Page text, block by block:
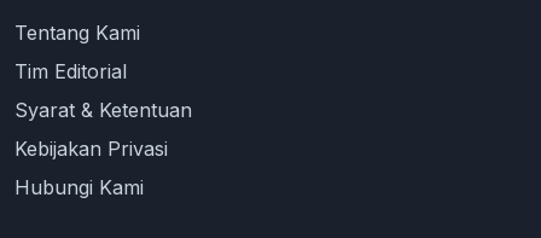
Tentang Kami
Tim Editorial
Syarat & Ketentuan
Kebijakan Privasi
Hubungi Kami